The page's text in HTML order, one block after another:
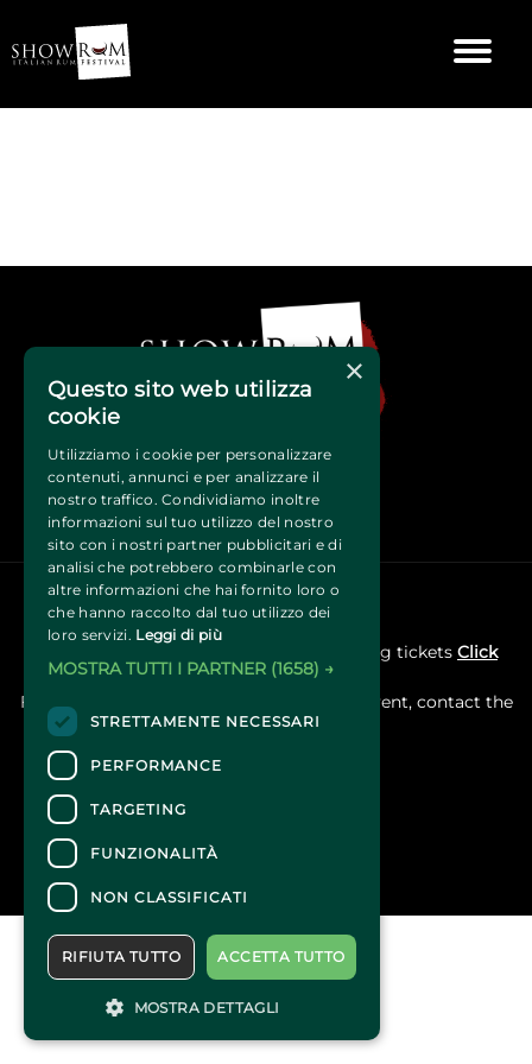
CONTACTS
For information and support in purchasing tickets Click
here
For information on the program and the event, contact the
organizer.
×
Questo sito web utilizza
cookie
Utilizziamo i cookie per personalizzare
contenuti, annunci e per analizzare il
nostro traffico. Condividiamo inoltre
informazioni sul tuo utilizzo del nostro
sito con i nostri partner pubblicitari e di
analisi che potrebbero combinarle con
altre informazioni che hai fornito loro o
che hanno raccolto dal tuo utilizzo dei
loro servizi. Leggi di più
MOSTRA TUTTI I PARTNER (1658) →
STRETTAMENTE NECESSARI
PERFORMANCE
TARGETING
FUNZIONALITÀ
NON CLASSIFICATI
ACCETTA TUTTO
RIFIUTA TUTTO
MOSTRA DETTAGLI